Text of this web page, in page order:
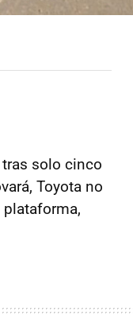
solo cinco
Toyota no